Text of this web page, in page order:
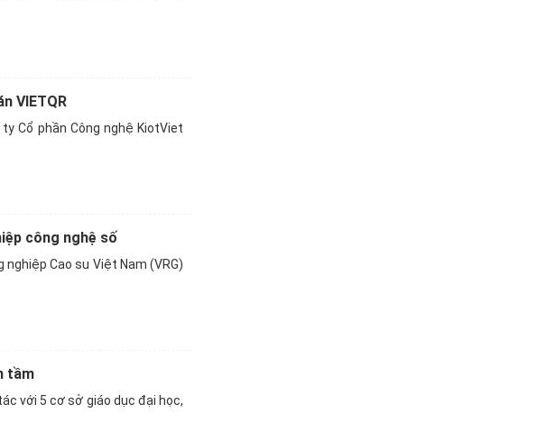
VIETQR
Cổ phần Công nghệ KiotViet
công nghệ số
Cao su Việt Nam (VRG)
tầm
với 5 cơ sở giáo dục đại học,